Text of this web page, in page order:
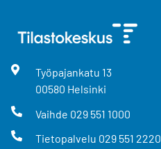
Työpajankatu 13
00580 Helsinki
Vaihde 029 551 1000
Tietopalvelu 029 551 2220